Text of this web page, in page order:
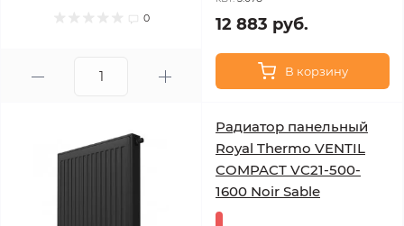
0 12 883 руб.
В корзину
Радиатор панельный
Royal Thermo VENTIL
COMPACT VC21-500-
1600 Noir Sable